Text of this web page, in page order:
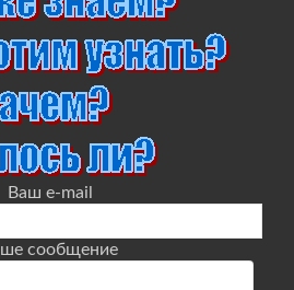
Ваш e-mail
сообщение